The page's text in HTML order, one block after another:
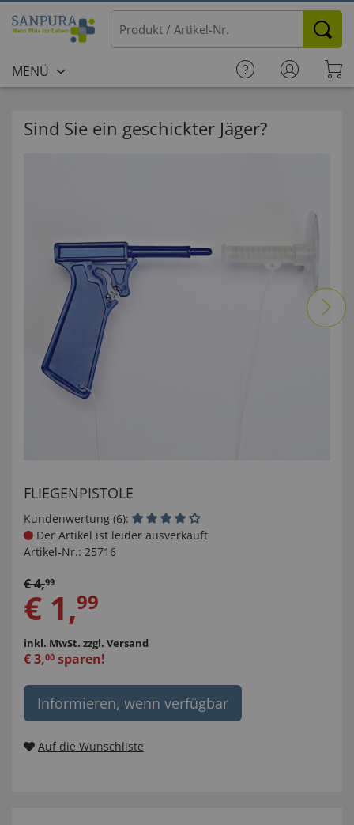
MENÜ
Sind Sie ein geschickter Jäger?
FLIEGENPISTOLE
Kundenwertung (6):
Der Artikel ist leider ausverkauft
Artikel-Nr.: 25716
€4,99
€ 1,99
inkl. MwSt. zzgl. Versand
€3,00 sparen!
Informieren, wenn verfügbar
Auf die Wunschliste